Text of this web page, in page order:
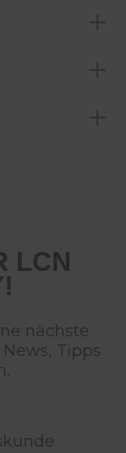
LCN
nächste
Tipps